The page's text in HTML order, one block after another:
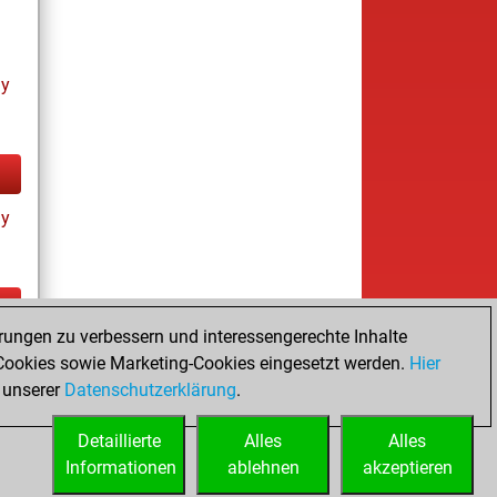
zu verbessern und interessengerechte Inhalte
sowie Marketing-Cookies eingesetzt werden. Hier
Datenschutzerklärung.
Alles
akzeptieren
Alles
ablehnen
Detaillierte
Informationen